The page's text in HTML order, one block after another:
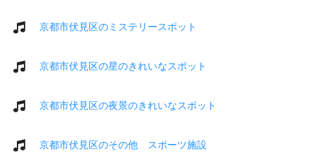
京都市伏見区のミステリースポット
京都市伏見区の星のきれいなスポット
京都市伏見区の夜景のきれいなスポット
京都市伏見区のその他 スポーツ施設